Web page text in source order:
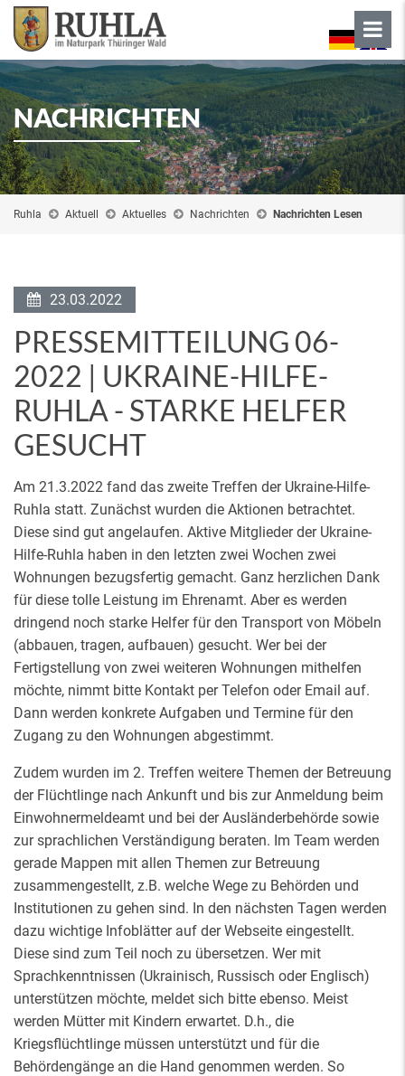
NACHRICHTEN
Ruhla Aktuell Aktuelles Nachrichten Nachrichten Lesen
23.03.2022
PRESSEMITTEILUNG 06-
2022 | UKRAINE-HILFE-
RUHLA - STARKE HELFER
GESUCHT
Am 21.3.2022 fand das zweite Treffen der Ukraine-Hilfe-
Ruhla statt. Zunächst wurden die Aktionen betrachtet.
Diese sind gut angelaufen. Aktive Mitglieder der Ukraine-
Hilfe-Ruhla haben in den letzten zwei Wochen zwei
Wohnungen bezugsfertig gemacht. Ganz herzlichen Dank
für diese tolle Leistung im Ehrenamt. Aber es werden
dringend noch starke Helfer für den Transport von Möbeln
(abbauen, tragen, aufbauen) gesucht. Wer bei der
Fertigstellung von zwei weiteren Wohnungen mithelfen
möchte, nimmt bitte Kontakt per Telefon oder Email auf.
Dann werden konkrete Aufgaben und Termine für den
Zugang zu den Wohnungen abgestimmt.
Zudem wurden im 2. Treffen weitere Themen der Betreuung
der Flüchtlinge nach Ankunft und bis zur Anmeldung beim
Einwohnermeldeamt und bei der Ausländerbehörde sowie
zur sprachlichen Verständigung beraten. Im Team werden
gerade Mappen mit allen Themen zur Betreuung
zusammengestellt, z.B. welche Wege zu Behörden und
Institutionen zu gehen sind. In den nächsten Tagen werden
dazu wichtige Infoblätter auf der Webseite eingestellt.
Diese sind zum Teil noch zu übersetzen. Wer mit
Sprachkenntnissen (Ukrainisch, Russisch oder Englisch)
unterstützen möchte, meldet sich bitte ebenso. Meist
werden Mütter mit Kindern erwartet. D.h., die
Kriegsflüchtlinge müssen unterstützt und für die
Behördengänge an die Hand genommen werden. So